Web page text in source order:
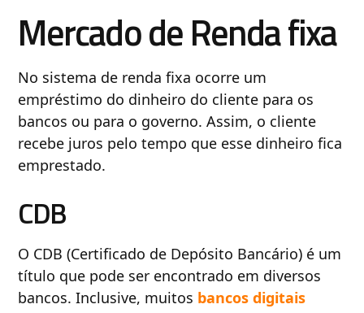
Mercado de Renda fixa
No sistema de renda fixa ocorre um
empréstimo do dinheiro do cliente para os
bancos ou para o governo. Assim, o cliente
recebe juros pelo tempo que esse dinheiro fica
emprestado.
CDB
O CDB (Certificado de Depósito Bancário) é um
título que pode ser encontrado em diversos
bancos. Inclusive, muitos bancos digitais